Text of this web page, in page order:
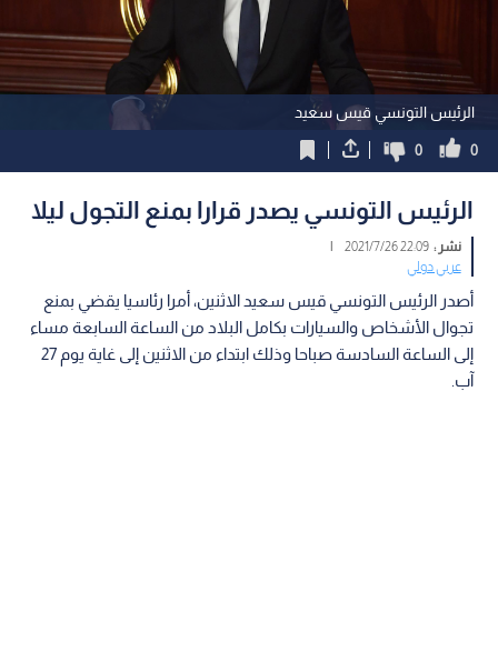
الرئيس التونسي قيس سعيد
0
0
الرئيس التونسي يصدر قرارا بمنع التجول ليلا
نشر :22:09 2021/7/26
|
عربي دولي
أصدر الرئيس التونسي قيس سعيد الاثنين، أمرا رئاسيا يقضي بمنع
تجوال الأشخاص والسيارات بكامل البلاد من الساعة السابعة مساء
إلى الساعة السادسة صباحا وذلك ابتداء من الاثنين إلى غاية يوم 27
آب.